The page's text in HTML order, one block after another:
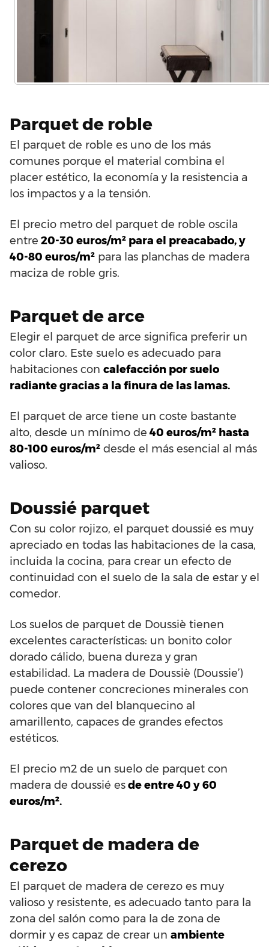
Parquet de roble
El parquet de roble es uno de los más
comunes porque el material combina el
placer estético, la economía y la resistencia a
los impactos y a la tensión.
El precio metro del parquet de roble oscila
entre 20-30 euros/m² para el preacabado, y
40-80 euros/m² para las planchas de madera
maciza de roble gris.
Parquet de arce
Elegir el parquet de arce significa preferir un
color claro. Este suelo es adecuado para
habitaciones con calefacción por suelo
radiante gracias a la finura de las lamas.
El parquet de arce tiene un coste bastante
alto, desde un mínimo de 40 euros/m² hasta
80-100 euros/m² desde el más esencial al más
valioso.
Doussié parquet
Con su color rojizo, el parquet doussié es muy
apreciado en todas las habitaciones de la casa,
incluida la cocina, para crear un efecto de
continuidad con el suelo de la sala de estar y el
comedor.
Los suelos de parquet de Doussiè tienen
excelentes características: un bonito color
dorado cálido, buena dureza y gran
estabilidad. La madera de Doussiè (Doussie’)
puede contener concreciones minerales con
colores que van del blanquecino al
amarillento, capaces de grandes efectos
estéticos.
El precio m2 de un suelo de parquet con
madera de doussié esde entre 40 y 60
euros/m².
Parquet de madera de
cerezo
El parquet de madera de cerezo es muy
valioso y resistente, es adecuado tanto para la
zona del salón como para la de zona de
dormir y es capaz de crear un ambiente